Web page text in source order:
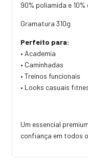
90% poliamida e
Gramatura 310g
Perfeito para:
• Academia
• Caminhadas
• Treinos funcionais
• Looks casuais
Um essencial
confiança em todos